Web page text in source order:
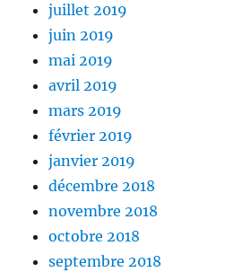
juillet 2019
juin 2019
mai 2019
avril 2019
mars 2019
février 2019
janvier 2019
décembre 2018
novembre 2018
octobre 2018
septembre 2018